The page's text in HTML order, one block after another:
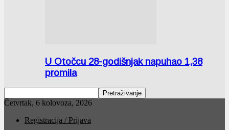
U Otočcu 28-godišnjak napuhao 1,38
promila
Četvrtak, 6 kolovoza, 2026
Registracija / Prijava